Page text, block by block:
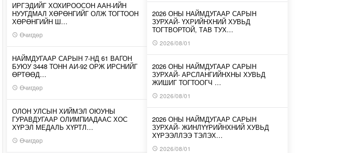
ИРГЭДИЙГ ХОХИРООСОН ААН-ИЙН
НУУГДМАЛ ХӨРӨНГИЙГ ОЛЖ ТОГТООН
ХӨРӨНГИЙН Ш…
Өчигдөр
НАЙМДУГААР САРЫН 7-НД 61 ВАГОН
БУЮУ 3448 ТОНН АИ-92 ОРЖ ИРСНИЙГ
ӨРТӨӨД…
Өчигдөр
ОЛОН УЛСЫН ХИЙМЭЛ ОЮУНЫ
ГУРАВДУГААР ОЛИМПИАДААС ХОС
ХҮРЭЛ МЕДАЛЬ ХҮРТЛ…
Өчигдөр
2026 ОНЫ НАЙМДУГААР САРЫН
ЗУРХАЙ- ҮХРИЙНХНИЙ ХУВЬД
ТОГТВОРТОЙ, ТАВ ТУХ…
2026/08/01
2026 ОНЫ НАЙМДУГААР САРЫН
ЗУРХАЙ- АРСЛАНГИЙНХНЫ ХУВЬД
ЖИШИГ ТОГТООГЧ …
2026/08/01
2026 ОНЫ НАЙМДУГААР САРЫН
ЗУРХАЙ- ЖИНЛҮҮРИЙНХНИЙ ХУВЬД
ХҮРЭЭЛЛЭЭ ТЭЛЭХ…
2026/08/01